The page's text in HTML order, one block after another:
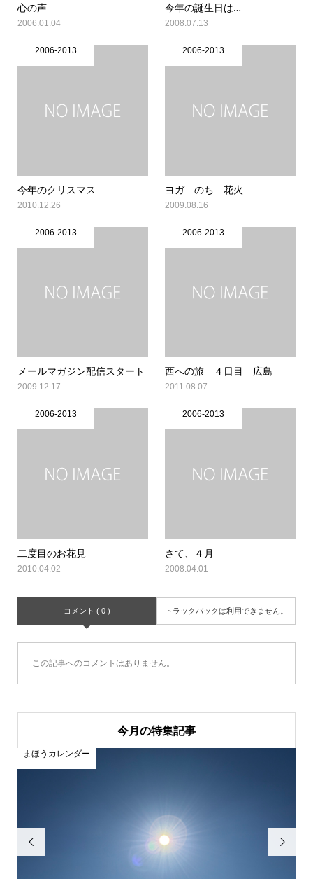
心の声
2006.01.04
今年の誕生日は…
2008.07.13
2006-2013
今年のクリスマス
2010.12.26
2006-2013
ヨガ のち 花火
2009.08.16
2006-2013
メールマガジン配信スタート
2009.12.17
2006-2013
西への旅 ４日目 広島
2011.08.07
2006-2013
二度目のお花見
2010.04.02
2006-2013
さて、４月
2008.04.01
コメント ( 0 ) トラックバックは利用できません。
この記事へのコメントはありません。
今月の特集記事

まほうカレンダー
